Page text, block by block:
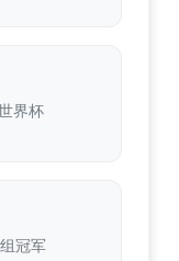
界杯
冠军